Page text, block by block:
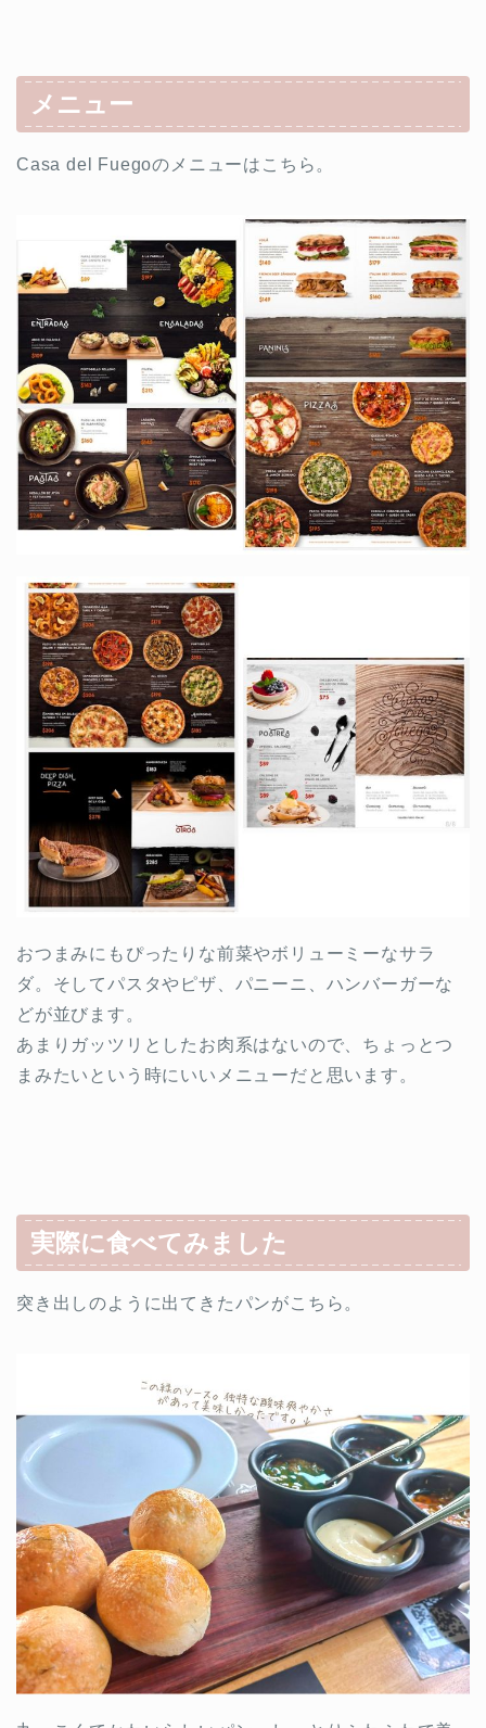
メニュー
Casa del Fuegoのメニューはこちら。
おつまみにもぴったりな前菜やボリューミーなサラ
ダ。そしてパスタやピザ、パニーニ、ハンバーガーな
どが並びます。
あまりガッツリとしたお肉系はないので、ちょっとつ
まみたいという時にいいメニューだと思います。
実際に食べてみました
突き出しのように出てきたパンがこちら。